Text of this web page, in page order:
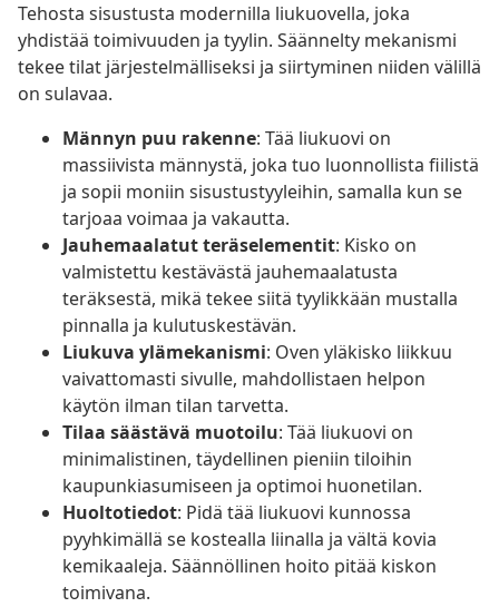
Tehosta sisustusta modernilla liukuovella, joka
yhdistää toimivuuden ja tyylin. Säännelty mekanismi
tekee tilat järjestelmälliseksi ja siirtyminen niiden välillä
on sulavaa.
Männyn puu rakenne: Tää liukuovi on
massiivista männystä, joka tuo luonnollista fiilistä
ja sopii moniin sisustustyyleihin, samalla kun se
tarjoaa voimaa ja vakautta.
Jauhemaalatut teräselementit: Kisko on
valmistettu kestävästä jauhemaalatusta
teräksestä, mikä tekee siitä tyylikkään mustalla
pinnalla ja kulutuskestävän.
Liukuva ylämekanismi: Oven yläkisko liikkuu
vaivattomasti sivulle, mahdollistaen helpon
käytön ilman tilan tarvetta.
Tilaa säästävä muotoilu: Tää liukuovi on
minimalistinen, täydellinen pieniin tiloihin
kaupunkiasumiseen ja optimoi huonetilan.
Huoltotiedot: Pidä tää liukuovi kunnossa
pyyhkimällä se kostealla liinalla ja vältä kovia
kemikaaleja. Säännöllinen hoito pitää kiskon
toimivana.